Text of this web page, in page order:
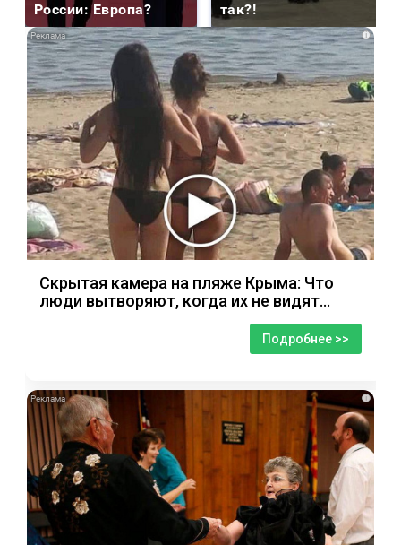
России: Европа?
так?!
i
Скрытая камера на пляже Крыма: Что
люди вытворяют, когда их не видят...
Подробнее >>
i